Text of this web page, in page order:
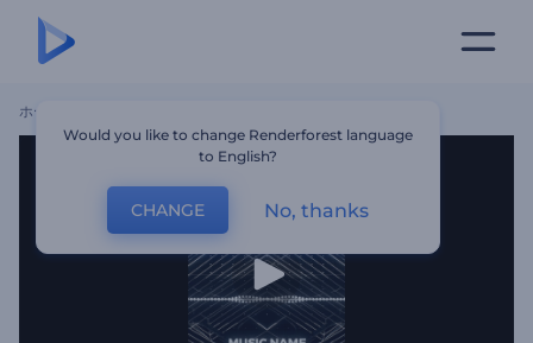
ホーム
Would you like to change Renderforest language
to English?
CHANGE No, thanks